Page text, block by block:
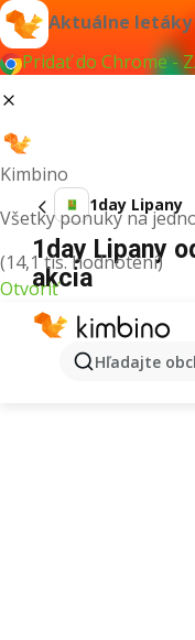
Aktuálne letáky
Pridať do Chrome -
Kimbino
Všetky ponuky na
(14,1 tis. hodnotení)
Otvoriť
Hľadajte
1day Lipany
1day Lipany
akcia